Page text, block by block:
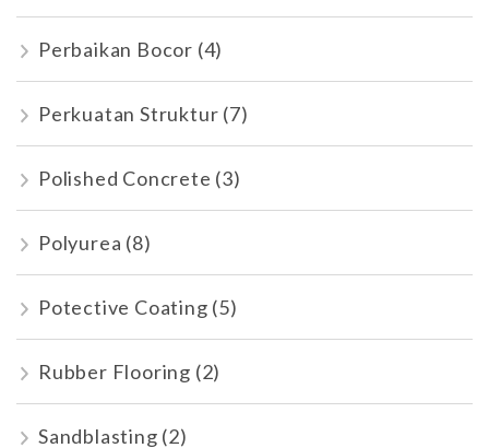
Perbaikan Bocor (4)
Perkuatan Struktur (7)
Polished Concrete (3)
Polyurea (8)
Potective Coating (5)
Rubber Flooring (2)
Sandblasting (2)